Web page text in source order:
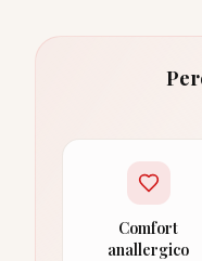
Comfort
anallergico